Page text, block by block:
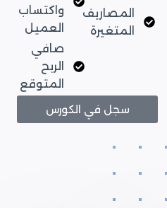
المصاريف
المتغيرة
واكتساب
العميل
صافي
الربح
المتوقع
سجل في الكورس